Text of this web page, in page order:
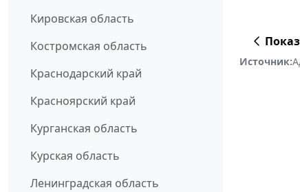
Кировская область
Костромская область
Краснодарский край
Красноярский край
Курганская область
Курская область
Ленинградская область
Источник: